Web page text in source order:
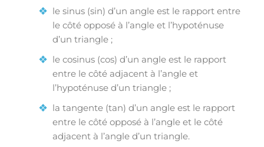
le sinus (sin) d’un angle est le rapport entre
le côté opposé à l’angle et l’hypoténuse
d’un triangle ;
le cosinus (cos) d’un angle est le rapport
entre le côté adjacent à l’angle et
l’hypoténuse d’un triangle ;
la tangente (tan) d’un angle est le rapport
entre le côté opposé à l’angle et le côté
adjacent à l’angle d’un triangle.